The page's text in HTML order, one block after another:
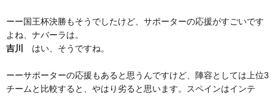
ーー国王杯決勝もそうでしたけど、サポーターの応援がすごいです
よね、ナバーラは。
吉川
はい、そうですね。
ーーサポーターの応援もあると思うんですけど、陣容としては上位3
チームと比較すると、やはり劣ると思います。スペインはインテ